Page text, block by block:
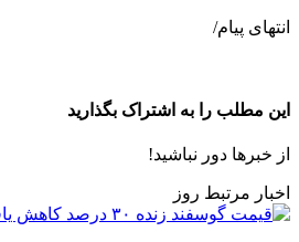
انتهای پیام/
این مطلب را به اشتراک بگذارید
از خبرها دور نباشید!
اخبار مرتبط روز